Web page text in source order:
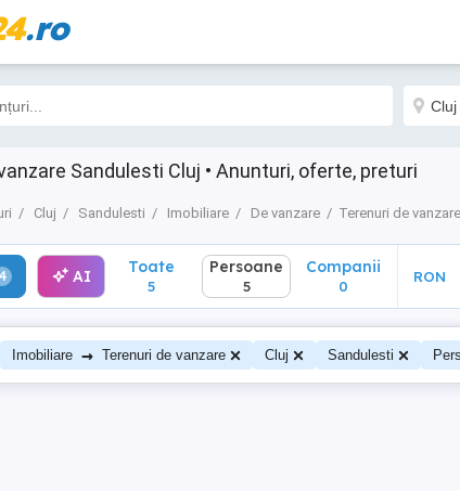
.ro
Sandulesti Cluj • Anunturi, oferte, preturi
Cluj Sandulesti Imobiliare De vanzare Terenuri de vanzare
AI
4 AI Toate
5
Persoane
5
Companii
0
RON
Imobiliare → Terenuri de vanzare Cluj Sandulesti